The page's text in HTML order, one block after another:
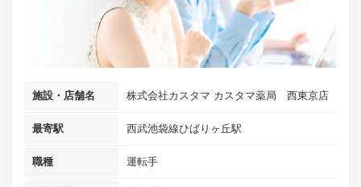
施設・店舗名 株式会社カスタマ カスタマ薬局 西東京店
最寄駅 西武池袋線ひばりヶ丘駅
職種 運転手